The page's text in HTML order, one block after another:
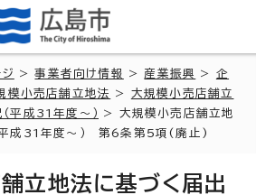
ジ >事業者向け情報 > 産業振興 > 企
模小売店舗立地法 > 大規模小売店舗立
平成31年度～）
> 大規模小売店舗立地
平成31年度～） 第6条第5項(廃止)
立地法に基づく届出